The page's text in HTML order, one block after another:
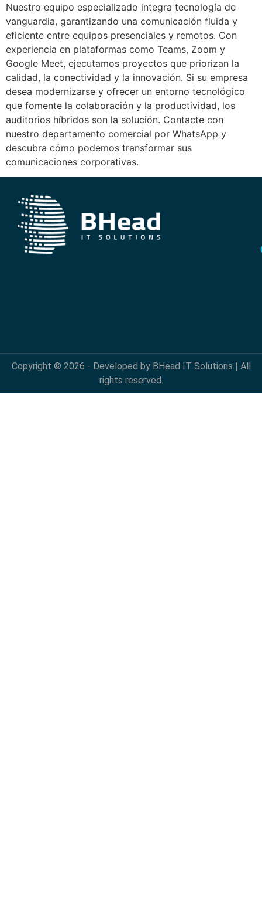
Nuestro equipo especializado integra tecnología de
vanguardia, garantizando una comunicación fluida y
eficiente entre equipos presenciales y remotos. Con
experiencia en plataformas como Teams, Zoom y
Google Meet, ejecutamos proyectos que priorizan la
calidad, la conectividad y la innovación. Si su empresa
desea modernizarse y ofrecer un entorno tecnológico
que fomente la colaboración y la productividad, los
auditorios híbridos son la solución. Contacte con
nuestro departamento comercial por WhatsApp y
descubra cómo podemos transformar sus
comunicaciones corporativas.
Copyright © 2026 - Developed by BHead IT Solutions | All
rights reserved.